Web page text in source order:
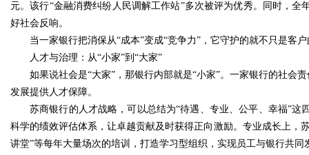
元。该行“金融消费纠纷人民调解工作站”多次被评为优秀。同时，
好社会反响。
当一家银行把消保从“成本”变成“竞争力”，它守护的就不只是客
人才与治理：从“小家”到“大家”
如果说社会是“大家”，那银行内部就是“小家”。一家银行的社会
发展提供人才保障。
苏商银行的人才战略，可以总结为“待遇、专业、公平、幸福”
科学的绩效评估体系，让卓越贡献及时获得正向激励。专业成长上，
讲堂”等每年大量场次的培训，打造学习型组织，实现员工与银行共同